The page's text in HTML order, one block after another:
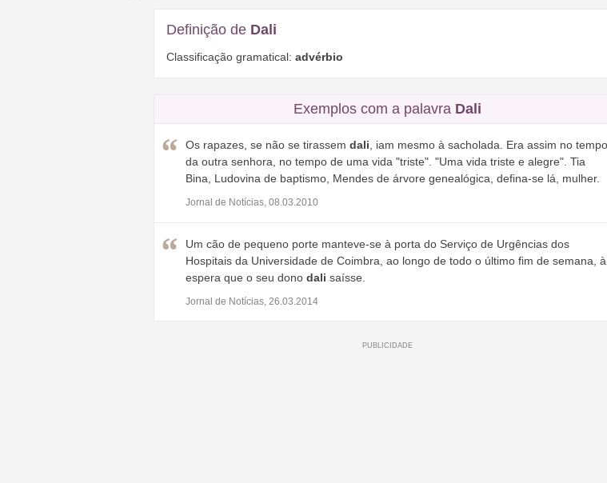
Definição de Dali
Classificação gramatical: advérbio
Exemplos com a palavra Dali
Os rapazes, se não se tirassem dali , iam mesmo à sacholada. Era assim no tempo
da outra senhora, no tempo de uma vida "triste". "Uma vida triste e alegre". Tia
Bina, Ludovina de baptismo, Mendes de árvore genealógica, defina-se lá, mulher.
Jornal de Notícias, 08.03.2010
Um cão de pequeno porte manteve-se à porta do Serviço de Urgências dos
Hospitais da Universidade de Coimbra, ao longo de todo o último fim de semana, à
espera que o seu dono dali saísse.
Jornal de Notícias, 26.03.2014